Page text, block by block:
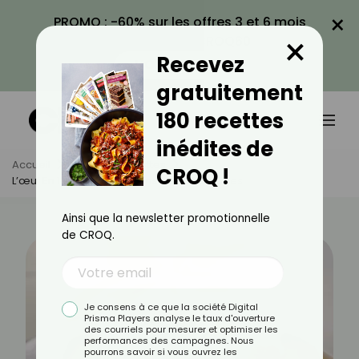
PROMO : -60% sur les offres 3 et 6 mois
VOIR LA PROMO
×
Accueil Actus
Recettes
L’œuf En 10 Recettes À Moins De 200 Calories
Recevez
gratuitement
180 recettes
inédites de
CROQ !
×
Ainsi que la newsletter promotionnelle
de CROQ.
Je consens à ce que la société Digital
Prisma Players analyse le taux d'ouverture
des courriels pour mesurer et optimiser les
performances des campagnes. Nous
pourrons savoir si vous ouvrez les